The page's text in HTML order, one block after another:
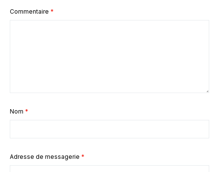
Commentaire *
Nom *
Adresse de messagerie *